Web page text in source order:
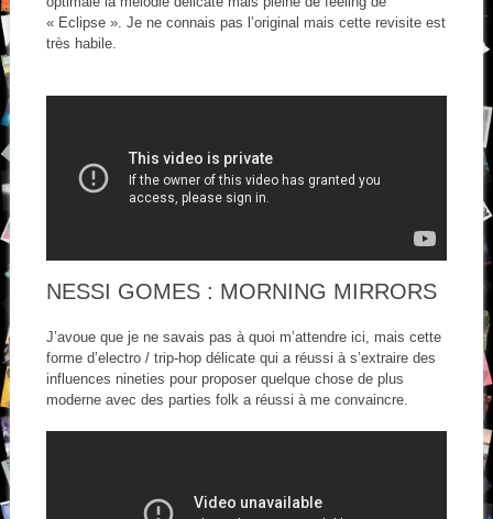
« Eclipse ». Je ne connais pas l’original mais cette revisite est
très habile.
NESSI GOMES : MORNING MIRRORS
J’avoue que je ne savais pas à quoi m’attendre ici, mais cette
forme d’electro / trip-hop délicate qui a réussi à s’extraire des
influences nineties pour proposer quelque chose de plus
moderne avec des parties folk a réussi à me convaincre.